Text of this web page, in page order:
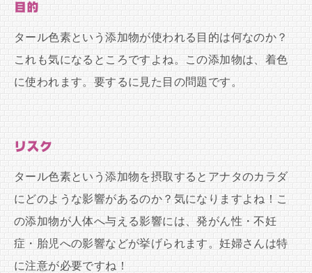
目的
タール色素という添加物が使われる目的は何なのか？
これも気になるところですよね。この添加物は、着色
に使われます。要するに見た目の問題です。
リスク
タール色素という添加物を摂取するとアナタのカラダ
にどのような影響があるのか？気になりますよね！こ
の添加物が人体へ与える影響には、発がん性・不妊
症・胎児への影響などが挙げられます。妊婦さんは特
に注意が必要ですね！